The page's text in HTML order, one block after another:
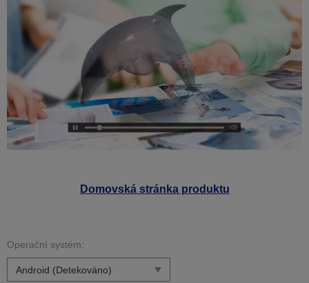
Domovská stránka produktu
Operační systém: